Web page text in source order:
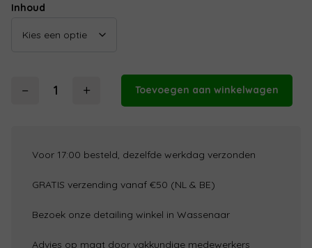
Inhoud
− + Toevoegen aan winkelwagen
Voor 17:00 besteld, dezelfde werkdag verzonden
GRATIS verzending vanaf €50 (NL & BE)
Bezoek onze detailing winkel in Wassenaar
Advies op maat door vakkundige medewerkers